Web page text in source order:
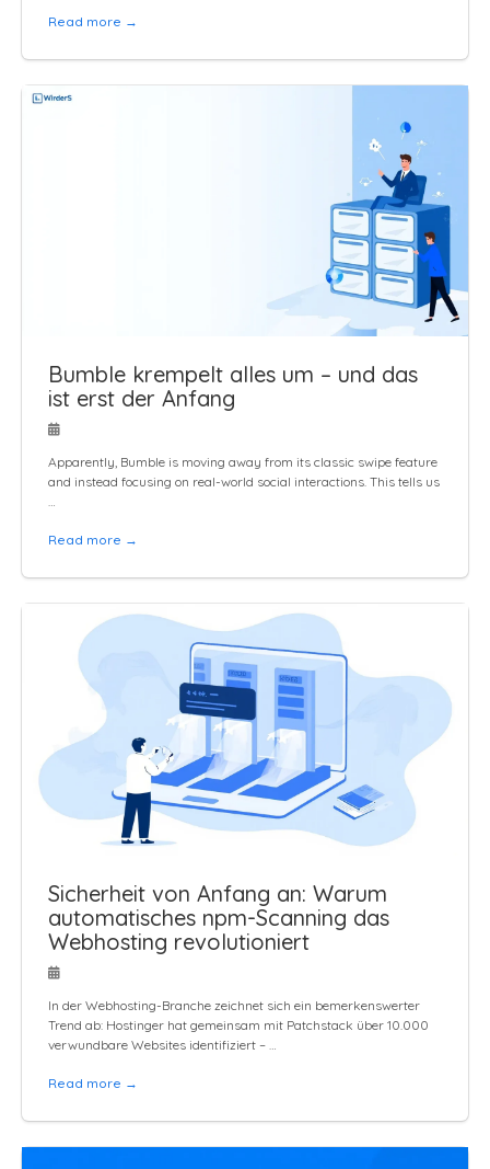
Read more →
Bumble krempelt alles um – und das
ist erst der Anfang
Apparently, Bumble is moving away from its classic swipe feature
and instead focusing on real-world social interactions. This tells us
…
Read more →
Sicherheit von Anfang an: Warum
automatisches npm-Scanning das
Webhosting revolutioniert
In der Webhosting-Branche zeichnet sich ein bemerkenswerter
Trend ab: Hostinger hat gemeinsam mit Patchstack über 10.000
verwundbare Websites identifiziert – …
Read more →